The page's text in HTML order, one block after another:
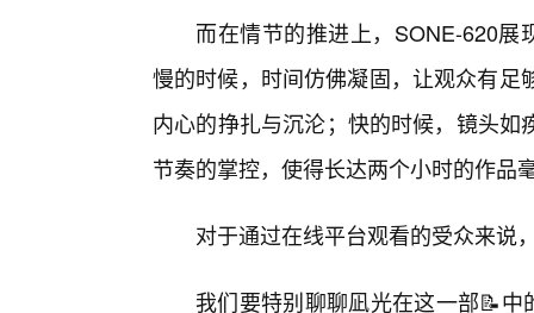
而在情节的推进上，SONE-620
慢的时候，时间仿佛凝固，让观众有
内心的挣扎与沉沦；快的时候，镜头
节奏的掌控，使得长达两个小时的作品
对于通过在线平台观看的受众来说
我们要特别聊聊凪光在这一部📝